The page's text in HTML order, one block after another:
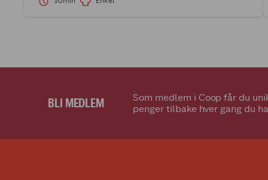
BLI MEDLEM
Som medlem i Coop får du
penger tilbake hver gang du